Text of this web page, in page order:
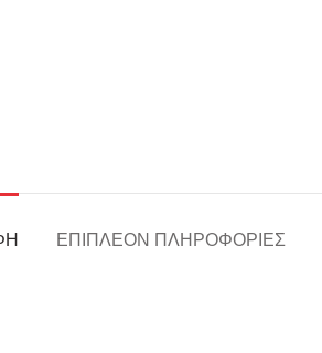
ΕΠΙΠΛΈΟΝ ΠΛΗΡΟΦΟΡΊΕΣ